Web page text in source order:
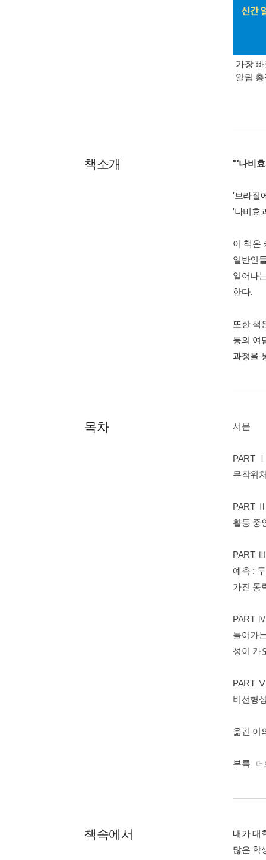
가장
알림
책소개 "'나비
'브라질
'나비효
이 책은
일반인
일어나
한다.
또한 책
등의 여
과정을
목차 서문
PART
무작위
PART
활동 중
PART
예측 :
가진 동
PART
들어가
성이 카
PART
비선형
옮긴 이
부록 더
책속에서
내가 대
많은 학